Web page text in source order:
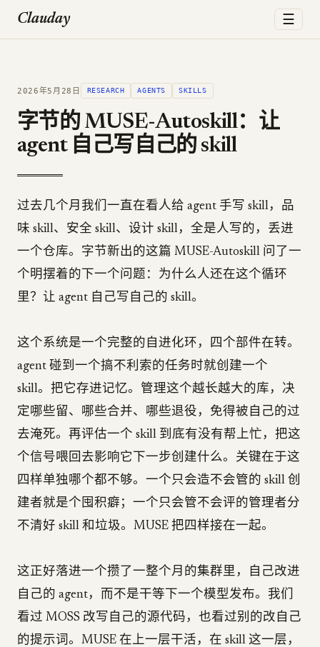
Clauday ☰
2026年5月28日 RESEARCH AGENTS SKILLS
字节的 MUSE-Autoskill：让
agent 自己写自己的 skill
过去几个月我们一直在看人给 agent 手写 skill，品
味 skill、安全 skill、设计 skill，全是人写的，丢进
一个仓库。字节新出的这篇 MUSE-Autoskill 问了一
个明摆着的下一个问题：为什么人还在这个循环
里？让 agent 自己写自己的 skill。
这个系统是一个完整的自进化环，四个部件在转。
agent 碰到一个搞不利索的任务时就创建一个
skill。把它存进记忆。管理这个越长越大的库，决
定哪些留、哪些合并、哪些退役，免得被自己的过
去淹死。再评估一个 skill 到底有没有帮上忙，把这
个信号喂回去影响它下一步创建什么。关键在于这
四样单独哪个都不够。一个只会造不会管的 skill 创
建者就是个囤积癖；一个只会管不会评的管理者分
不清好 skill 和垃圾。MUSE 把四样接在一起。
这正好落进一个攒了一整个月的集群里，自己改进
自己的 agent，而不是干等下一个模型发布。我们
看过 MOSS 改写自己的源代码，也看过别的改自己
的提示词。MUSE 在上一层干活，在 skill 这一层，